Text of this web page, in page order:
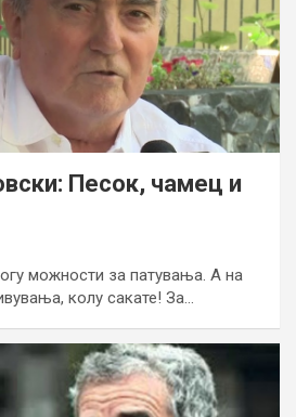
Песок, чамец и
можности за патувања. А на
колу сакате! За…